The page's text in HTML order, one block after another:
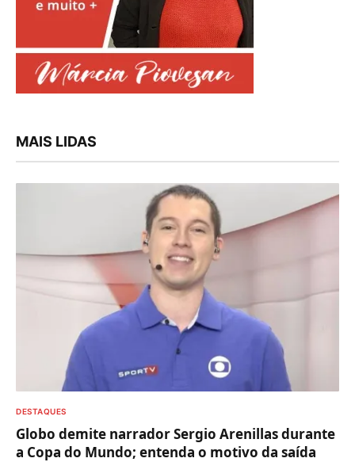
MAIS LIDAS
DESTAQUES
Globo demite narrador Sergio Arenillas durante
a Copa do Mundo; entenda o motivo da saída